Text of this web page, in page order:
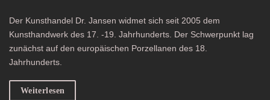
Der Kunsthandel Dr. Jansen widmet sich seit 2005 dem
Kunsthandwerk des 17. -19. Jahrhunderts. Der Schwerpunkt lag
zunächst auf den europäischen Porzellanen des 18.
Jahrhunderts.
Weiterlesen